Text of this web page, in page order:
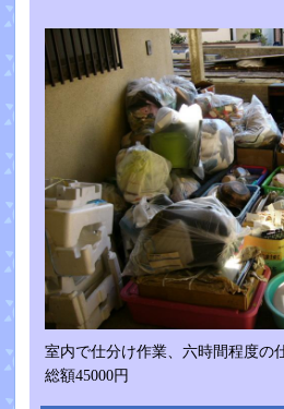
室内で仕分け作業、六時間程度の
総額45000円